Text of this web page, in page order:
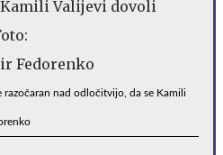
nad odločitvijo, da se Kamili